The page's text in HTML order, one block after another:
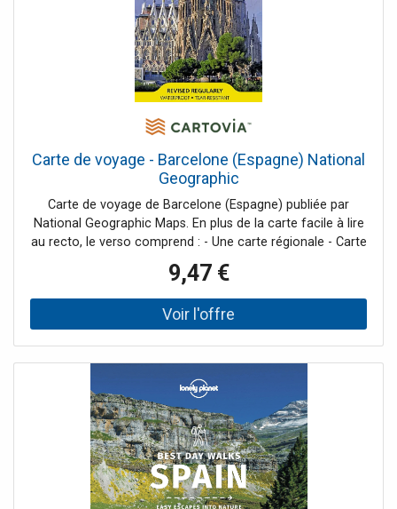
conserver une trace visuelle et esthétique de leurs
explorations en Espagne et au Portugal.
Carte de voyage - Barcelone (Espagne) National
Geographic
Carte de voyage de Barcelone (Espagne) publiée par
National Geographic Maps. En plus de la carte facile à lire
au recto, le verso comprend : - Une carte régionale - Carte
en médaillon de Ciutat Vella - Points d'intérêt - Schéma de
l'aéroport - Plan du métro - Informations sur les
transports, les pourboires, les musées, et plus encore -
Légende multi-langue. Échelle de la carte : 1:10 650.
9,47 €